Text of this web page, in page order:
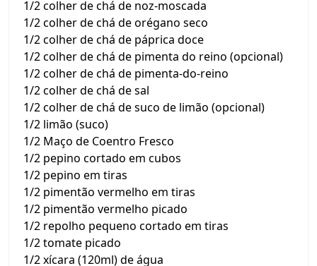
1/2 colher de chá de noz-moscada
1/2 colher de chá de orégano seco
1/2 colher de chá de páprica doce
1/2 colher de chá de pimenta do reino (opcional)
1/2 colher de chá de pimenta-do-reino
1/2 colher de chá de sal
1/2 colher de chá de suco de limão (opcional)
1/2 limão (suco)
1/2 Maço de Coentro Fresco
1/2 pepino cortado em cubos
1/2 pepino em tiras
1/2 pimentão vermelho em tiras
1/2 pimentão vermelho picado
1/2 repolho pequeno cortado em tiras
1/2 tomate picado
1/2 xícara (120ml) de água